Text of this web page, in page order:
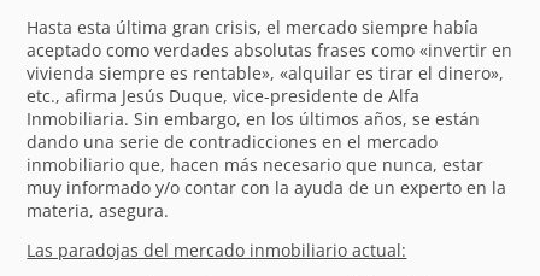
Hasta esta última gran crisis, el mercado siempre había
aceptado como verdades absolutas frases como «invertir en
vivienda siempre es rentable», «alquilar es tirar el dinero»,
etc., afirma Jesús Duque, vice-presidente de Alfa
Inmobiliaria. Sin embargo, en los últimos años, se están
dando una serie de contradicciones en el mercado
inmobiliario que, hacen más necesario que nunca, estar
muy informado y/o contar con la ayuda de un experto en la
materia, asegura.
Las paradojas del mercado inmobiliario actual: